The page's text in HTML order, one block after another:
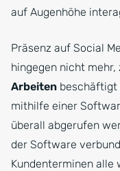
auf Augenhöhe
Präsenz auf Social
hingegen nicht
Arbeiten beschäftigt
mithilfe einer
überall abgerufen
der Software
Kundenterminen